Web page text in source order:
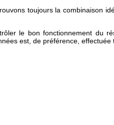
toujours la combinaison
le bon fonctionnement du
est, de préférence,